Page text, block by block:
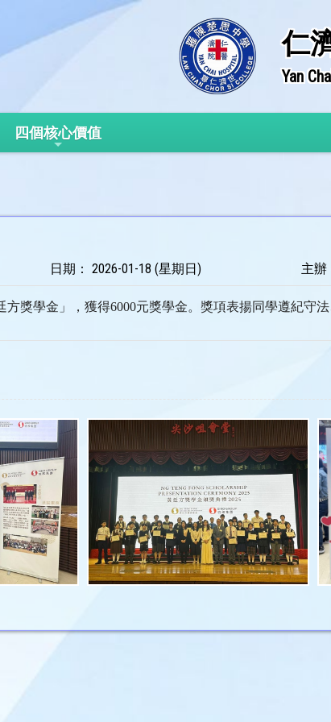
仁
Yan
四個核心價值
日期： 2026-01-18 (星期日) 主辦
方獎學金」，獲得6000元獎學金。獎項表揚同學遵紀守